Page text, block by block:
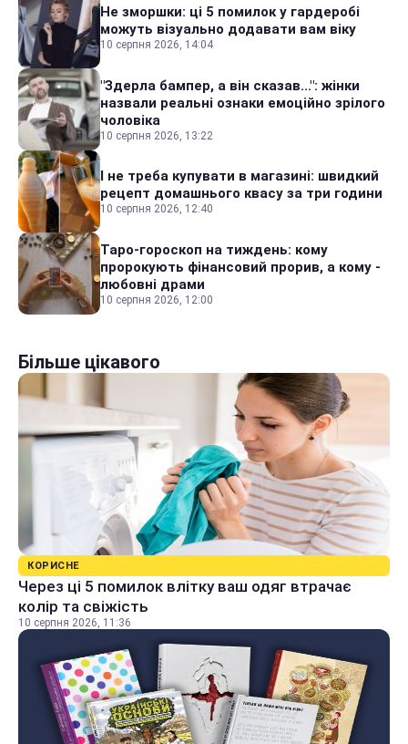
Не зморшки: ці 5 помилок у гардеробі
можуть візуально додавати вам віку
10 серпня 2026, 14:04
"Здерла бампер, а він сказав...": жінки
назвали реальні ознаки емоційно зрілого
чоловіка
10 серпня 2026, 13:22
І не треба купувати в магазині: швидкий
рецепт домашнього квасу за три години
10 серпня 2026, 12:40
Таро-гороскоп на тиждень: кому
пророкують фінансовий прорив, а кому -
любовні драми
10 серпня 2026, 12:00
Більше цікавого
КОРИСНЕ
Через ці 5 помилок влітку ваш одяг втрачає
колір та свіжість
10 серпня 2026, 11:36